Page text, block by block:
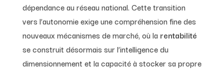
dépendance au réseau national. Cette transition
vers l’autonomie exige une compréhension fine des
nouveaux mécanismes de marché, où la rentabilité
se construit désormais sur l’intelligence du
dimensionnement et la capacité à stocker sa propre